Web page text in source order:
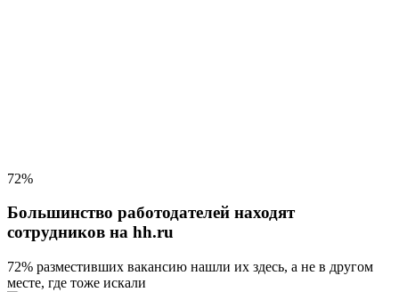
72%
Большинство работодателей находят
сотрудников на hh.ru
72% разместивших вакансию нашли их здесь, а не в другом
месте, где тоже искали